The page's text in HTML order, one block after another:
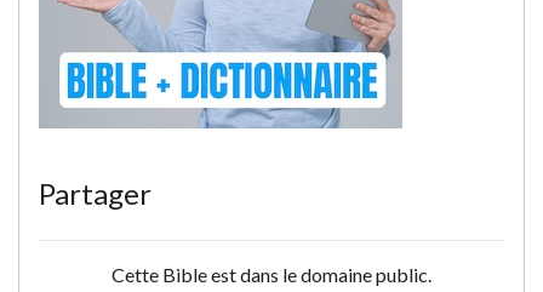
Partager
Cette Bible est dans le domaine public.